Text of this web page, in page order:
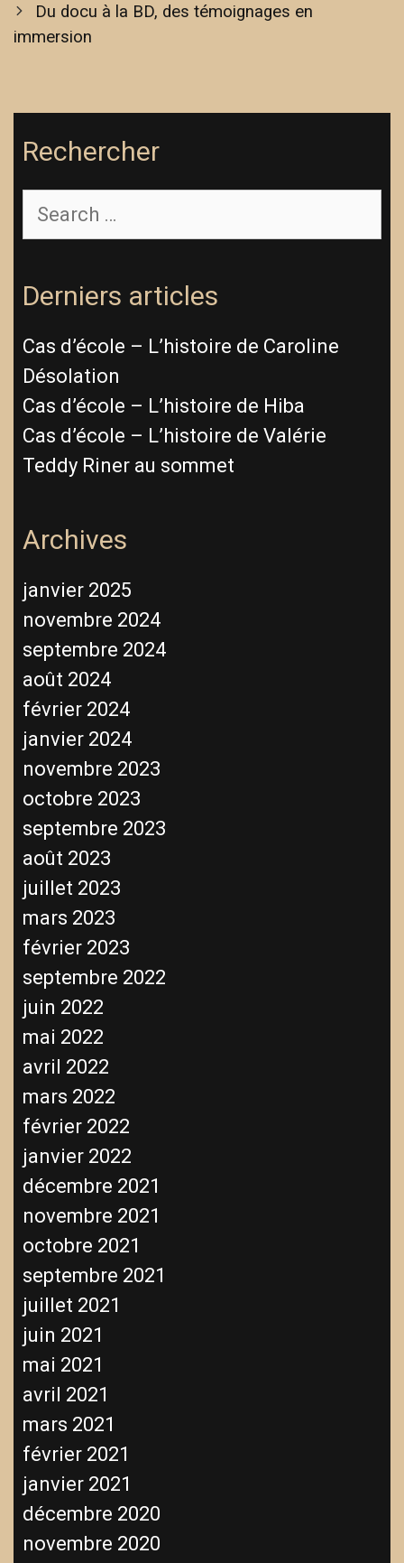
Du docu à la BD, des témoignages en
immersion
Rechercher
Derniers articles
Cas d’école – L’histoire de Caroline
Désolation
Cas d’école – L’histoire de Hiba
Cas d’école – L’histoire de Valérie
Teddy Riner au sommet
Archives
janvier 2025
novembre 2024
septembre 2024
août 2024
février 2024
janvier 2024
novembre 2023
octobre 2023
septembre 2023
août 2023
juillet 2023
mars 2023
février 2023
septembre 2022
juin 2022
mai 2022
avril 2022
mars 2022
février 2022
janvier 2022
décembre 2021
novembre 2021
octobre 2021
septembre 2021
juillet 2021
juin 2021
mai 2021
avril 2021
mars 2021
février 2021
janvier 2021
décembre 2020
novembre 2020